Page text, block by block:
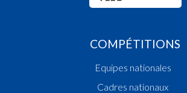
COMPÉTITIONS
Equipes nationales
Cadres nationaux